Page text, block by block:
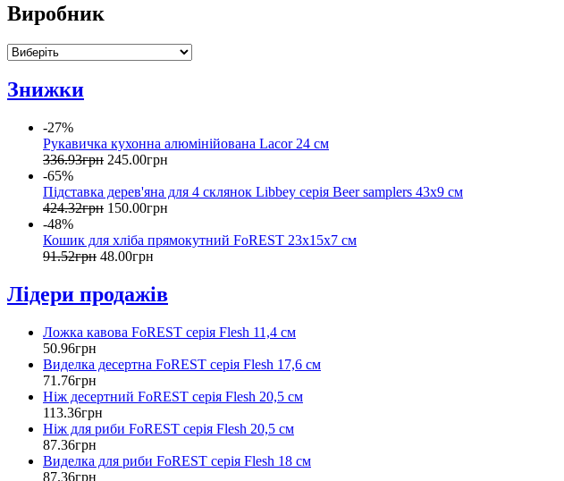
Виробник
Знижки
-27%
Рукавичка кухонна алюмінійована Lacor 24 см
336.93грн 245.00грн
-65%
Підставка дерев'яна для 4 склянок Libbey серія Beer samplers 43х9 см
424.32грн 150.00грн
-48%
Кошик для хліба прямокутний FoREST 23х15х7 см
91.52грн 48.00грн
Лідери продажів
Ложка кавова FoREST серія Flesh 11,4 см
50.96грн
Виделка десертна FoREST серія Flesh 17,6 см
71 .76грн
Ніж десертний FoREST серія Flesh 20,5 см
113.36грн
Ніж для риби FoREST серія Flesh 20,5 см
87.36грн
Виделка для риби FoREST серія Flesh 18 см
87.36грн